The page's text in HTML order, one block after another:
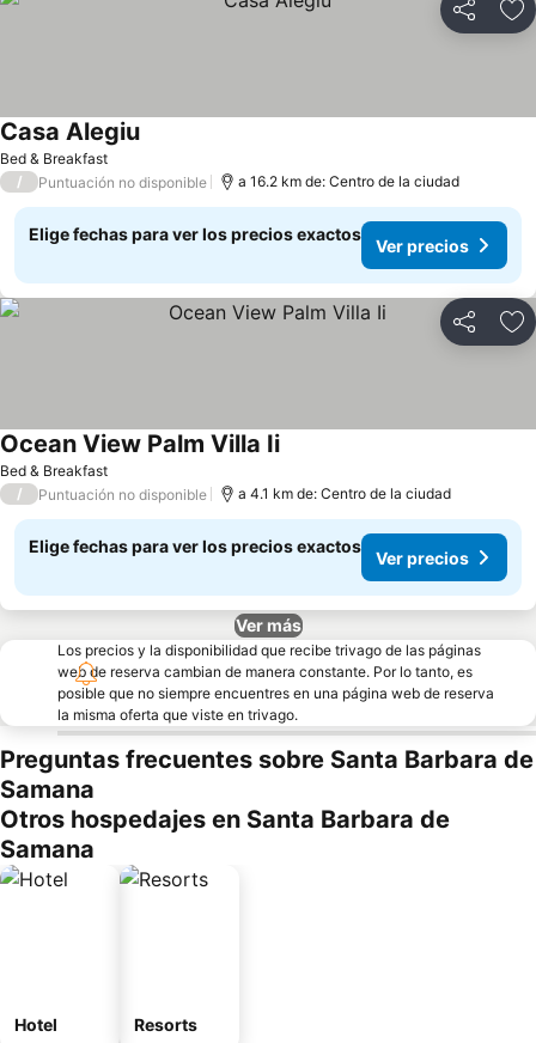
Compartir
Bed & Breakfast
Casa Alegiu
/ Puntuación no disponible a 16.2 km de: Centro de la ciudad
Elige fechas para ver los precios exactos
Ver precios
Compartir
Bed & Breakfast
Ocean View Palm Villa Ii
/ Puntuación no disponible a 4.1 km de: Centro de la ciudad
Elige fechas para ver los precios exactos
Ver precios
Ver más
Los precios y la disponibilidad que recibe trivago de las páginas
web de reserva cambian de manera constante. Por lo tanto, es
posible que no siempre encuentres en una página web de reserva
la misma oferta que viste en trivago.
Preguntas frecuentes sobre Santa Barbara de
Samana
Otros hospedajes en Santa Barbara de
Samana
Hotel Resorts